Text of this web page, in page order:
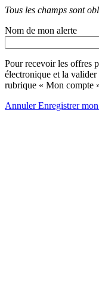
Tous les champs sont
Nom de mon alerte
Pour recevoir les offres
électronique et la valider
rubrique « Mon compte
AnnulerEnregistrer